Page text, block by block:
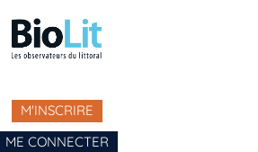
M'INSCRIRE
ME CONNECTER